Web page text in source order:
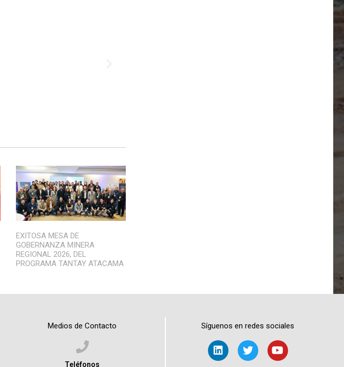
EXITOSA MESA DE
GOBERNANZA MINERA
REGIONAL 2026, DEL
PROGRAMA TANTAY ATACAMA
Medios de Contacto
Teléfonos
Síguenos en redes sociales